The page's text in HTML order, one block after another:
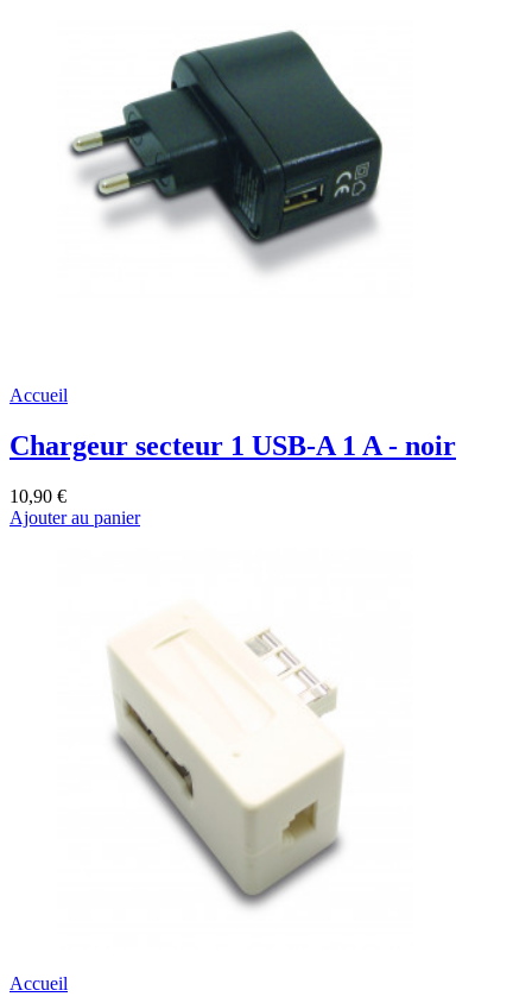
Accueil
Chargeur secteur 1 USB-A 1 A - noir
10,90 €
Ajouter au panier
Accueil